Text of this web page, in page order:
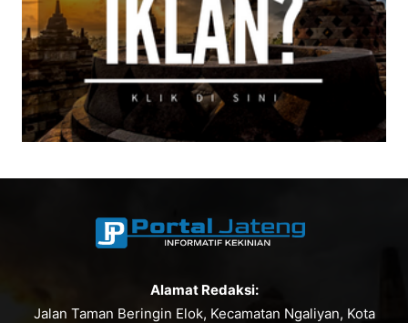
Alamat Redaksi:
Jalan Taman Beringin Elok, Kecamatan Ngaliyan, Kota